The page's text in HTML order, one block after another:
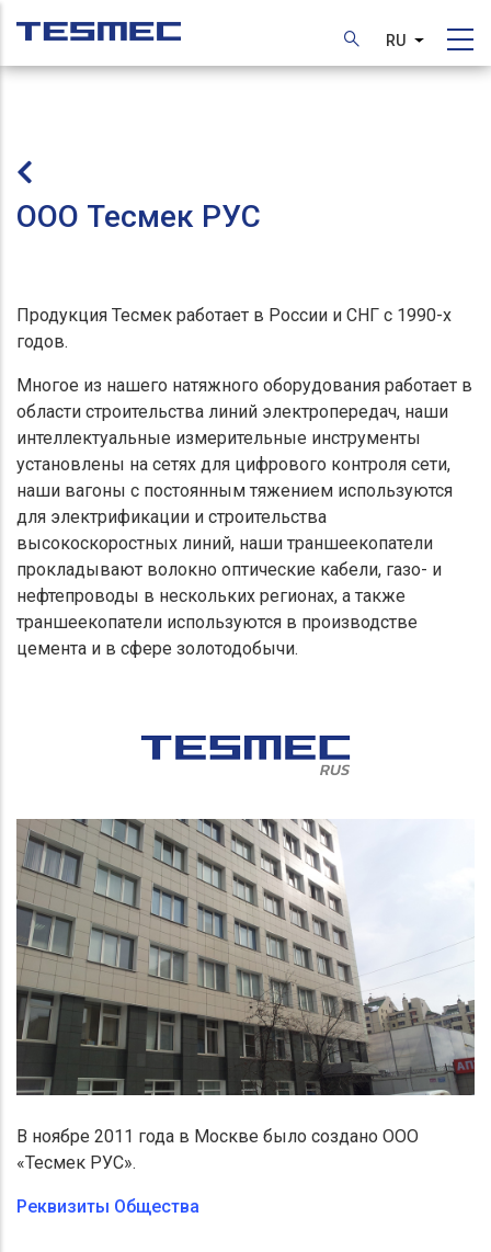
основному
RU Список
ООО Тесмек РУС
Продукция Тесмек работает в России и СНГ с 1990-х
годов.
Многое из нашего натяжного оборудования работает в
области строительства линий электропередач, наши
интеллектуальные измерительные инструменты
установлены на сетях для цифрового контроля сети,
наши вагоны с постоянным тяжением используются
для электрификации и строительства
высокоскоростных линий, наши траншеекопатели
прокладывают волокно оптические кабели, газо- и
нефтепроводы в нескольких регионах, а также
траншеекопатели используются в производстве
цемента и в сфере золотодобычи.
В ноябре 2011 года в Москве было создано ООО
«Тесмек РУС».
Реквизиты Общества